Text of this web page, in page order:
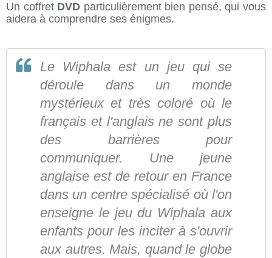
Un coffret DVD particulièrement bien pensé, qui vous
aidera à comprendre ses énigmes.
Le Wiphala est un jeu qui se
déroule dans un monde
mystérieux et très coloré où le
français et l'anglais ne sont plus
des barrières pour
communiquer. Une jeune
anglaise est de retour en France
dans un centre spécialisé où l'on
enseigne le jeu du Wiphala aux
enfants pour les inciter à s'ouvrir
aux autres. Mais, quand le globe